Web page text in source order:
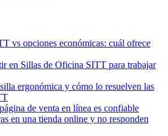
vs opciones económicas: cuál ofrece
en Sillas de Oficina SITT para trabajar
ergonómica y cómo lo resuelven las
de venta en línea es confiable
en una tienda online y no responden